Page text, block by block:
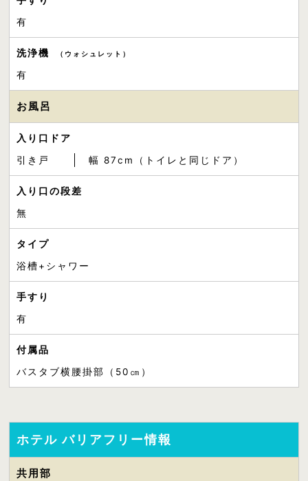
有
洗浄機 （ウォシュレット）
有
お風呂
入り口ドア
引き戸
幅 87cm（トイレと同じドア）
入り口の段差
無
タイプ
浴槽+シャワー
手すり
有
付属品
バスタブ横腰掛部（50㎝）
ホテル バリアフリー情報
共用部